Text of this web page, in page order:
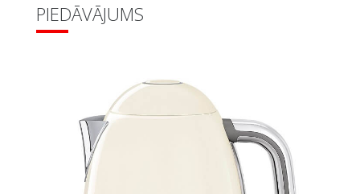
PIEDĀVĀJUMS